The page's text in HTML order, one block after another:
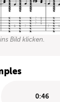
Bild klicken.
0:46